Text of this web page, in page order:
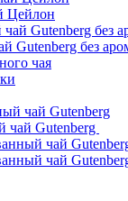
Цейлон
Gutenberg без
чая
чай Gutenberg
чай
чай